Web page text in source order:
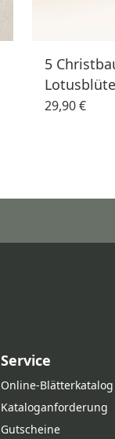
5
Lotusblüte
29,90 €
Service
Online‑Blätterkatalog
Kataloganforderung
Gutscheine